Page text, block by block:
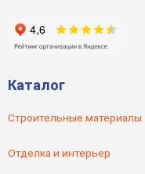
Каталог
Строительные материалы
Отделка и интерьер